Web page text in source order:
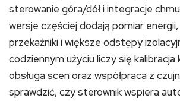
sterowanie góra/dół i integracje
wersje częściej dodają pomiar
przekaźniki i większe odstępy
codziennym użyciu liczy się kalibracja
obsługa scen oraz współpraca z
sprawdzić, czy sterownik wspiera